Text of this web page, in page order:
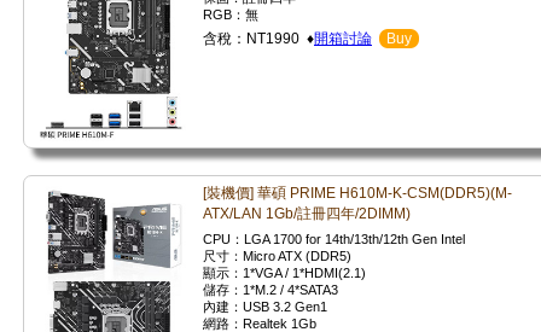
RGB：無
含稅：NT1990 ♦開箱討論 Buy
[裝機價] 華碩 PRIME H610M-K-CSM(DDR5)(M-
ATX/LAN 1Gb/註冊四年/2DIMM)
CPU：LGA 1700 for 14th/13th/12th Gen Intel
尺寸：Micro ATX (DDR5)
顯示：1*VGA / 1*HDMI(2.1)
儲存：1*M.2 / 4*SATA3
內建：USB 3.2 Gen1
網路：Realtek 1Gb